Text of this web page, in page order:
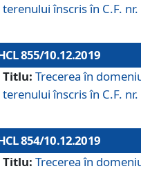
terenului înscris în C.F.
855/10.12.2019
Titlu: Trecerea în
terenului înscris în C.F.
854/10.12.2019
Titlu: Trecerea în